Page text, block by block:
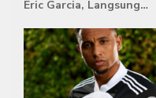
Eric Garcia, Langsung